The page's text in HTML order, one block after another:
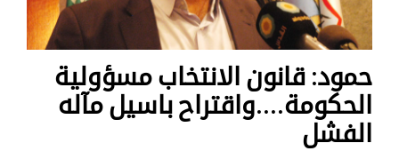
حمود: قانون الانتخاب مسؤولية
الحكومة....واقتراح باسيل مآله
الفشل